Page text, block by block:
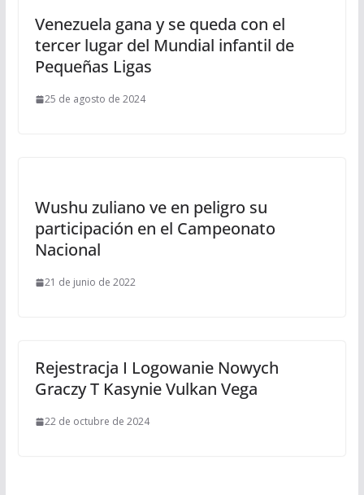
Venezuela gana y se queda con el
tercer lugar del Mundial infantil de
Pequeñas Ligas
25 de agosto de 2024
Wushu zuliano ve en peligro su
participación en el Campeonato
Nacional
21 de junio de 2022
Rejestracja I Logowanie Nowych
Graczy T Kasynie Vulkan Vega
22 de octubre de 2024